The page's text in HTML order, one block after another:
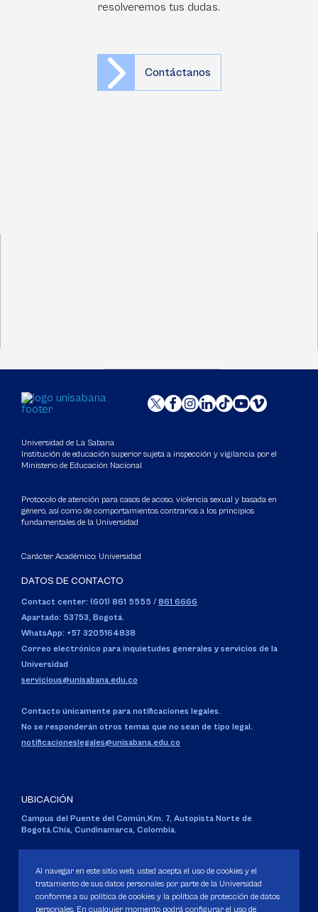
resolveremos tus dudas.
Contáctanos
Universidad de La Sabana
Institución de educación superior sujeta a inspección y vigilancia por el
Ministerio de Educación Nacional
Protocolo de atención para casos de acoso, violencia sexual y basada en
género, así como de comportamientos contrarios a los principios
fundamentales de la Universidad
Carácter Académico: Universidad
DATOS DE CONTACTO
Contact center: (601) 861 5555 / 861 6666
Apartado: 53753, Bogotá.
WhatsApp: +57 3205164838
Correo electrónico para inquietudes generales y servicios de la
Universidad
servicious@unisabana.edu.co
Contacto únicamente para notificaciones legales.
No se responderán otros temas que no sean de tipo legal.
notificacioneslegales@unisabana.edu.co
UBICACIÓN
Campus del Puente del Común,Km. 7, Autopista Norte de
Bogotá.Chía, Cundinamarca, Colombia.
Personería Jurídica:Resolución 130 del 14 de enero de 1980.
Ministerio de Educación Nacional.
Al navegar en este sitio web, usted acepta el uso de cookies y el
tratamiento de sus datos personales por parte de la Universidad
conforme a su política de cookies y la política de protección de datos
personales. En cualquier momento podrá configurar el uso de